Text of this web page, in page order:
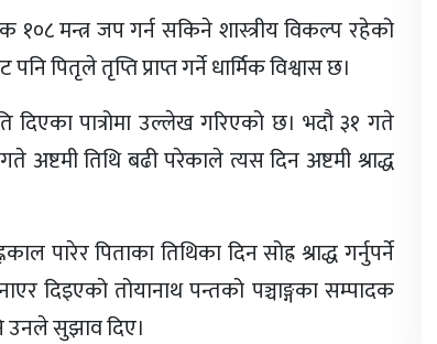
मन्त्र जप गर्न सकिने शास्त्रीय विकल्प रहेको
पितृले तृप्ति प्राप्त गर्ने धार्मिक विश्वास छ।
पात्रोमा उल्लेख गरिएको छ। भदौ ३१ गते
तिथि बढी परेकाले त्यस दिन अष्टमी श्राद्ध
पिताका तिथिका दिन सोह्र श्राद्ध गर्नुपर्ने
दिइएको तोयानाथ पन्तको पञ्चाङ्गका सम्पादक
उनले सुझाव दिए।